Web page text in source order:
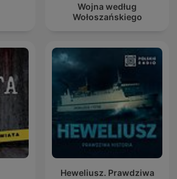
Wojna według
Wołoszańskiego
Heweliusz. Prawdziwa